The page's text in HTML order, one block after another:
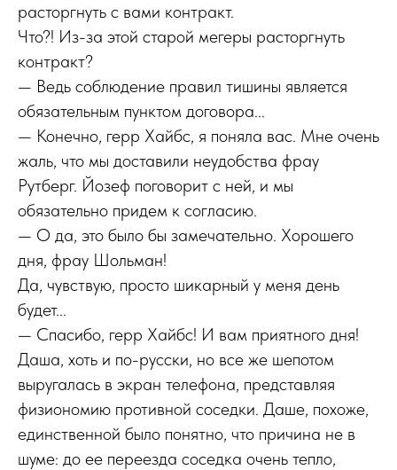
расторгнуть с вами контракт.
Что?! Из-за этой старой мегеры расторгнуть
контракт?
— Ведь соблюдение правил тишины является
обязательным пунктом договора...
— Конечно, герр Хайбс, я поняла вас. Мне очень
жаль, что мы доставили неудобства фрау
Рутберг. Йозеф поговорит с ней, и мы
обязательно придем к согласию.
— О да, это было бы замечательно. Хорошего
дня, фрау Шольман!
Да, чувствую, просто шикарный у меня день
будет...
— Спасибо, герр Хайбс! И вам приятного дня!
Даша, хоть и по-русски, но все же шепотом
выругалась в экран телефона, представляя
физиономию противной соседки. Даше, похоже,
единственной было понятно, что причина не в
шуме: до ее переезда соседка очень тепло,